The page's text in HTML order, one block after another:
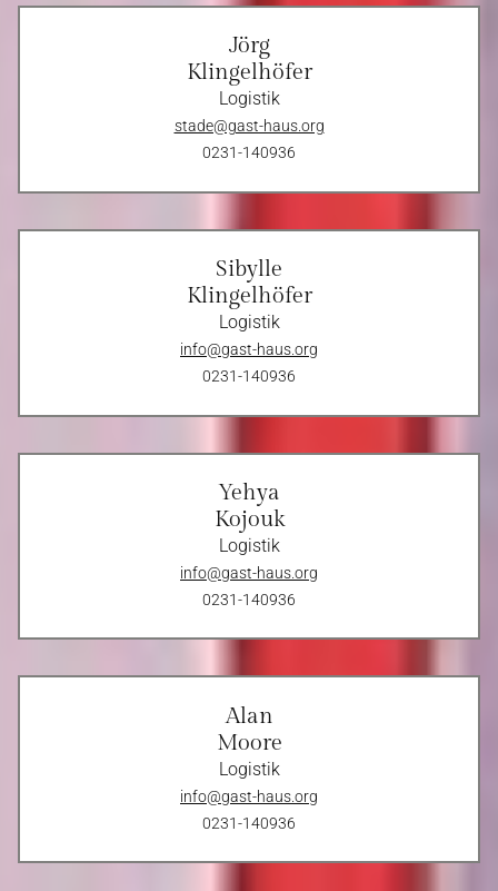
Jörg
Klingelhöfer
Logistik
stade@gast-haus.org
0231-140936
Sibylle
Klingelhöfer
Logistik
info@gast-haus.org
0231-140936
Yehya
Kojouk
Logistik
info@gast-haus.org
0231-140936
Alan
Moore
Logistik
info@gast-haus.org
0231-140936